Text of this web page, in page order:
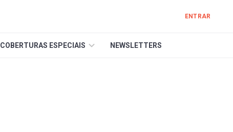
ENTRAR
COBERTURAS ESPECIAIS NEWSLETTERS